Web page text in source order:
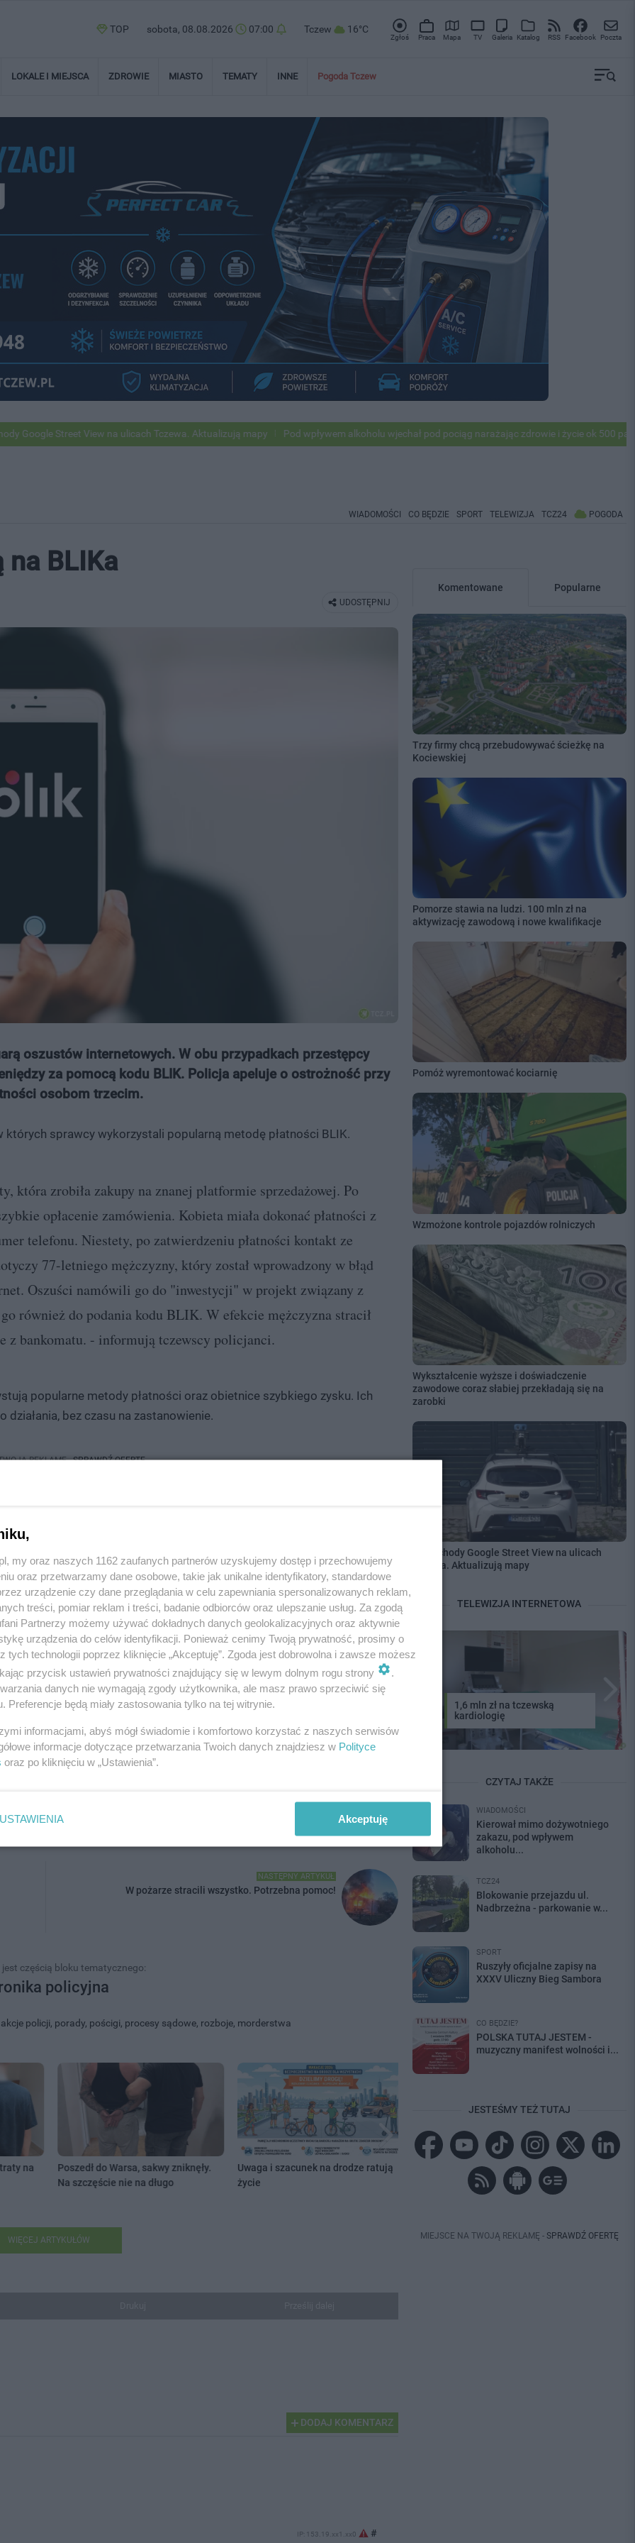
TOP sobota, 08.08.2026 07:00 Tczew 16°C
Zgłoś Praca Mapa TV Galeria Katalog RSS Facebook Poczta
LOKALE I MIEJSCA ZDROWIE MIASTO TEMATY INNE Pogoda Tczew
View na ulicach Tczewa. Aktualizują mapy Pod wpływem alkoholu wjechał pod pociąg narażając zdrowie i życie ok 500 pasażerów!
WIADOMOŚCI CO BĘDZIE SPORT TELEWIZJA TCZ24 POGODA
na BLIKa
UDOSTĘPNIJ
oszustów internetowych. W obu przypadkach przestępcy
za pomocą kodu BLIK. Policja apeluje o ostrożność przy
osobom trzecim.
sprawcy wykorzystali popularną metodę płatności BLIK.
która zrobiła zakupy na znanej platformie sprzedażowej. Po
opłacenie zamówienia. Kobieta miała dokonać płatności z
telefonu. Niestety, po zatwierdzeniu płatności kontakt ze
77-letniego mężczyzny, który został wprowadzony w błąd
Oszuści namówili go do "inwestycji" w projekt związany z
również do podania kodu BLIK. W efekcie mężczyzna stracił
z bankomatu. - informują tczewscy policjanci.
popularne metody płatności oraz obietnice szybkiego zysku. Ich
bez czasu na zastanowienie.
REKLAMĘ -SPRAWDŹ OFERTĘ
go obcym osobom,
o przesyłanie kodów BLIK,
powinna wzbudzić podejrzenia,
osobą zaufaną.
- wystarczy jeden kod, by stracić oszczędności.
dla nas bardzo cenna i pozwala nam utrzymywać wysoką jakość treści.
napisać o ciekawym wydarzeniu, które miało miejsce w Twojej okolicy, czy po prostu
razem z nami.
że każdy głos ma znaczenie.
NASTĘPNY ARTYKUŁ
W pożarze stracili wszystko. Potrzebna pomoc!
jest częścią bloku tematycznego:
policyjna
policji, porady, pościgi, procesy sądowe, rozboje, morderstwa
na
Poszedł do Warsa, sakwy zniknęły.
Na szczęście nie na długo
Uwaga i szacunek na drodze ratują
życie
Policjanci z Pelplina namierzyli
włamywacza. 27-latek odpowie za
trzy kradzieże
WIĘCEJ ARTYKUŁÓW
DODAJ KOMENTARZ
IP: 153.19.xx1.xx0 #
Komentowane Popularne
Trzy firmy chcą przebudowywać ścieżkę na
Kociewskiej
Pomorze stawia na ludzi. 100 mln zł na
aktywizację zawodową i nowe kwalifikacje
Pomóż wyremontować kociarnię
Wzmożone kontrole pojazdów rolniczych
Wykształcenie wyższe i doświadczenie
zawodowe coraz słabiej przekładają się na
zarobki
Samochody Google Street View na ulicach
Tczewa. Aktualizują mapy
TELEWIZJA INTERNETOWA
1,6 mln zł na tczewską
kardiologię
CZYTAJ TAKŻE
WIADOMOŚCI
Kierował mimo dożywotniego
zakazu, pod wpływem
alkoholu...
TCZ24
Blokowanie przejazdu ul.
Nadbrzeżna - parkowanie w...
SPORT
Ruszyły oficjalne zapisy na
XXXV Uliczny Bieg Sambora
CO BĘDZIE?
POLSKA TUTAJ JESTEM -
muzyczny manifest wolności i...
JESTEŚMY TEŻ TUTAJ
MIEJSCE NA TWOJĄ REKLAMĘ - SPRAWDŹ OFERTĘ
my oraz naszych 1162 zaufanych partnerów uzyskujemy dostęp i przechowujemy
oraz przetwarzamy dane osobowe, takie jak unikalne identyfikatory, standardowe
urządzenie czy dane przeglądania w celu zapewniania spersonalizowanych reklam,
treści, pomiar reklam i treści, badanie odbiorców oraz ulepszanie usług. Za zgodą
Partnerzy możemy używać dokładnych danych geolokalizacyjnych oraz aktywnie
urządzenia do celów identyfikacji. Ponieważ cenimy Twoją prywatność, prosimy o
tych technologii poprzez kliknięcie „Akceptuję”. Zgoda jest dobrowolna i zawsze możesz
przycisk ustawień prywatności znajdujący się w lewym dolnym rogu strony
.
danych nie wymagają zgody użytkownika, ale masz prawo sprzeciwić się
Preferencje będą miały zastosowania tylko na tej witrynie.
informacjami, abyś mógł świadomie i komfortowo korzystać z naszych serwisów
informacje dotyczące przetwarzania Twoich danych znajdziesz w Polityce
oraz po kliknięciu w „Ustawienia”.
USTAWIENIA Akceptuję